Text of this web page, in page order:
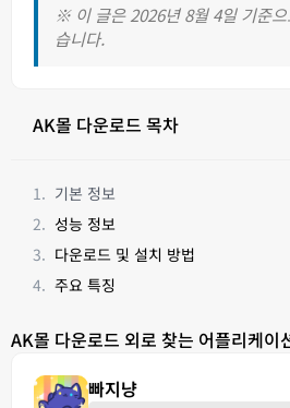
※ 이 글은 2026년 8월 4일 기준
습니다.
AK몰 다운로드 목차
기본 정보
성능 정보
다운로드 및 설치 방법
주요 특징
AK몰 다운로드 외로 찾는 어플리케이
빠지냥